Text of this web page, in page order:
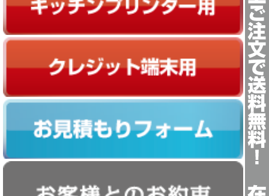
クレジット端末用ロール紙
お見積もりフォーム
お客様とのお約束 ?安心してご利用頂くために?